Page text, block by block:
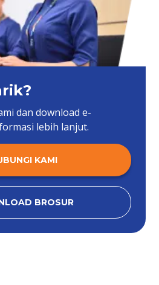
dan download e-
lebih lanjut.
KAMI
BROSUR